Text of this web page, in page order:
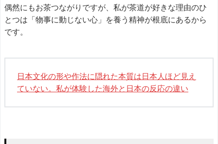
偶然にもお茶つながりですが、私が茶道が好きな理由のひ
とつは「物事に動じない心」を養う精神が根底にあるから
です。
日本文化の形や作法に隠れた本質は日本人ほど見え
ていない。私が体験した海外と日本の反応の違い